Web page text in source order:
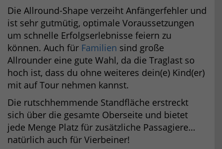
Die Allround-Shape verzeiht Anfängerfehler und
ist sehr gutmütig, optimale Voraussetzungen
um schnelle Erfolgserlebnisse feiern zu
können. Auch für Familien sind große
Allrounder eine gute Wahl, da die Traglast so
hoch ist, dass du ohne weiteres dein(e) Kind(er)
mit auf Tour nehmen kannst.
Die rutschhemmende Standfläche erstreckt
sich über die gesamte Oberseite und bietet
jede Menge Platz für zusätzliche Passagiere…
natürlich auch für Vierbeiner!